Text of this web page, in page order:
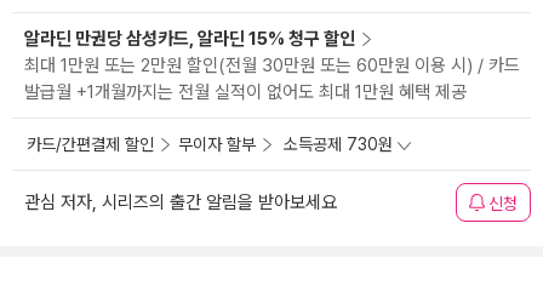
알라딘 만권당 삼성카드, 알라딘 15% 청구 할인
최대 1만원 또는 2만원 할인(전월 30만원 또는 60만원 이용 시) / 카드
발급월 +1개월까지는 전월 실적이 없어도 최대 1만원 혜택 제공
카드/간편결제 할인 무이자 할부 소득공제 730원
관심 저자, 시리즈의 출간 알림을 받아보세요 신청